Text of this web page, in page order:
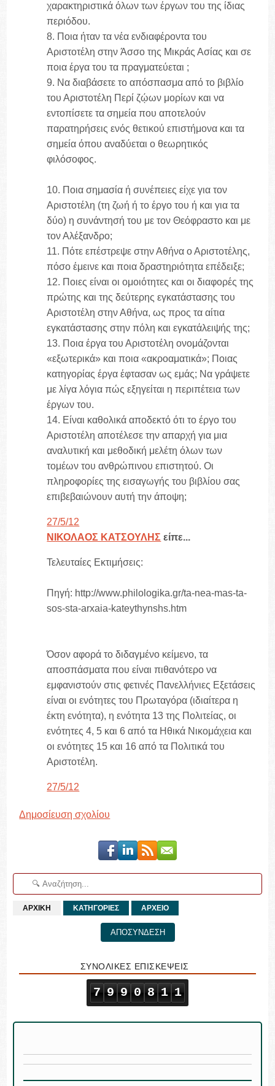
χαρακτηριστικά όλων των έργων του της ίδιας
περιόδου.
8. Ποια ήταν τα νέα ενδιαφέροντα του
Αριστοτέλη στην Άσσο της Μικράς Ασίας και σε
ποια έργα του τα πραγματεύεται ;
9. Να διαβάσετε το απόσπασμα από το βιβλίο
του Αριστοτέλη Περί ζῴων μορίων και να
εντοπίσετε τα σημεία που αποτελούν
παρατηρήσεις ενός θετικού επιστήμονα και τα
σημεία όπου αναδύεται ο θεωρητικός
φιλόσοφος.
10. Ποια σημασία ή συνέπειες είχε για τον
Αριστοτέλη (τη ζωή ή το έργο του ή και για τα
δύο) η συνάντησή του με τον Θεόφραστο και με
τον Αλέξανδρο;
11. Πότε επέστρεψε στην Αθήνα ο Αριστοτέλης,
πόσο έμεινε και ποια δραστηριότητα επέδειξε;
12. Ποιες είναι οι ομοιότητες και οι διαφορές της
πρώτης και της δεύτερης εγκατάστασης του
Αριστοτέλη στην Αθήνα, ως προς τα αίτια
εγκατάστασης στην πόλη και εγκατάλειψής της;
13. Ποια έργα του Αριστοτέλη ονομάζονται
«εξωτερικά» και ποια «ακροαματικά»; Ποιας
κατηγορίας έργα έφτασαν ως εμάς; Να γράψετε
με λίγα λόγια πώς εξηγείται η περιπέτεια των
έργων του.
14. Είναι καθολικά αποδεκτό ότι το έργο του
Αριστοτέλη αποτέλεσε την απαρχή για μια
αναλυτική και μεθοδική μελέτη όλων των
τομέων του ανθρώπινου επιστητού. Οι
πληροφορίες της εισαγωγής του βιβλίου σας
επιβεβαιώνουν αυτή την άποψη;
27/5/12
ΝΙΚΟΛΑΟΣ ΚΑΤΣΟΥΛΗΣ είπε...
Τελευταίες Εκτιμήσεις:
Πηγή: http://www.philologika.gr/ta-nea-mas-ta-
sos-sta-arxaia-kateythynshs.htm
Όσον αφορά το διδαγμένο κείμενο, τα
αποσπάσματα που είναι πιθανότερο να
εμφανιστούν στις φετινές Πανελλήνιες Εξετάσεις
είναι οι ενότητες του Πρωταγόρα (ιδιαίτερα η
έκτη ενότητα), η ενότητα 13 της Πολιτείας, οι
ενότητες 4, 5 και 6 από τα Ηθικά Νικομάχεια και
οι ενότητες 15 και 16 από τα Πολιτικά του
Αριστοτέλη.
27/5/12
Δημοσίευση σχολίου
ΑΡΧΙΚΗ ΚΑΤΗΓΟΡΙΕΣ ΑΡΧΕΙΟ
ΑΠΟΣΥΝΔΕΣΗ
ΣΥΝΟΛΙΚΕΣ ΕΠΙΣΚΕΨΕΙΣ
7 9 9 0 8 1 1